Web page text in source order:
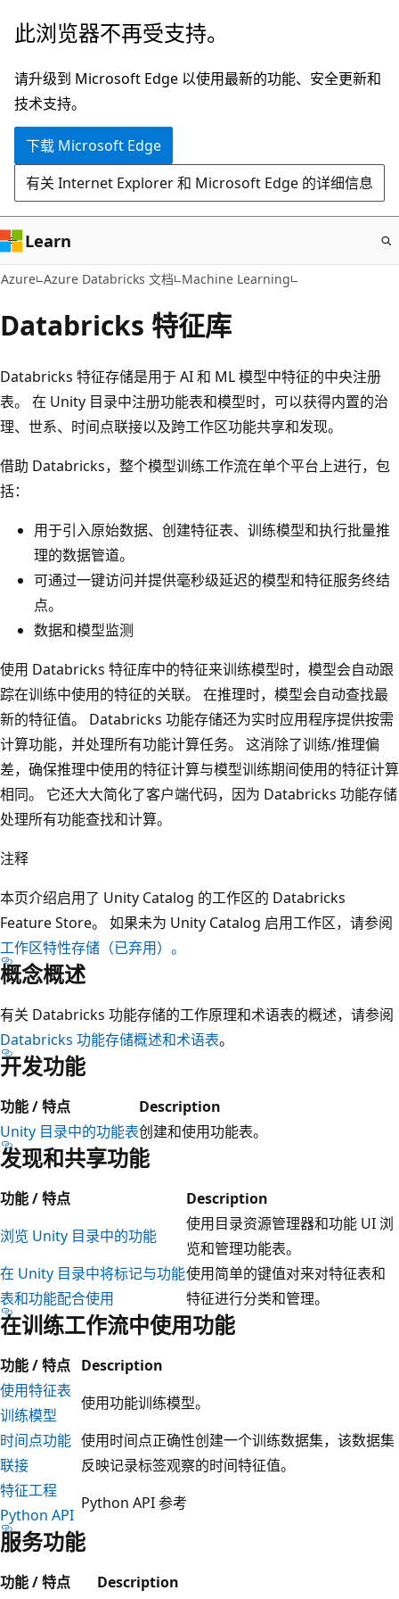
跳
主
要
内
此浏览器不再受支持。
请升级到 Microsoft Edge 以使用最新的功能、安全更新和
技术支持。
下载 Microsoft Edge
有关 Internet Explorer 和 Microsoft Edge 的详细信息
Learn
Azure Azure Databricks 文档 Machine Learning
Databricks 特征库
Databricks 特征存储是用于 AI 和 ML 模型中特征的中央注册
表。 在 Unity 目录中注册功能表和模型时，可以获得内置的治
理、世系、时间点联接以及跨工作区功能共享和发现。
借助 Databricks，整个模型训练工作流在单个平台上进行，包
括：
用于引入原始数据、创建特征表、训练模型和执行批量推
理的数据管道。
可通过一键访问并提供毫秒级延迟的模型和特征服务终结
点。
数据和模型监测
使用 Databricks 特征库中的特征来训练模型时，模型会自动跟
踪在训练中使用的特征的关联。 在推理时，模型会自动查找最
新的特征值。 Databricks 功能存储还为实时应用程序提供按需
计算功能，并处理所有功能计算任务。 这消除了训练/推理偏
差，确保推理中使用的特征计算与模型训练期间使用的特征计算
相同。 它还大大简化了客户端代码，因为 Databricks 功能存储
处理所有功能查找和计算。
注释
本页介绍启用了 Unity Catalog 的工作区的 Databricks
Feature Store。 如果未为 Unity Catalog 启用工作区，请参阅
工作区特性存储（已弃用）。
概念概述
有关 Databricks 功能存储的工作原理和术语表的概述，请参阅
Databricks 功能存储概述和术语表。
开发功能
功能 / 特点
Description
Unity 目录中的功能表创建和使用功能表。
发现和共享功能
功能 / 特点
Description
浏览 Unity 目录中的功能
使用目录资源管理器和功能 UI 浏
览和管理功能表。
在 Unity 目录中将标记与功能
表和功能配合使用
使用简单的键值对来对特征表和
特征进行分类和管理。
在训练工作流中使用功能
功能 / 特点 Description
使用特征表
训练模型
使用功能训练模型。
时间点功能
联接
使用时间点正确性创建一个训练数据集，该数据集
反映记录标签观察的时间特征值。
特征工程
Python API
Python API 参考
服务功能
功能 / 特点
Description